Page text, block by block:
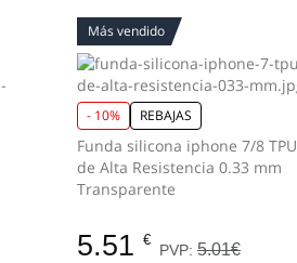
Más vendido
- 10% REBAJAS
Funda silicona iphone 7/8 TPU
de Alta Resistencia 0.33 mm
Transparente
5.51 €
PVP:5.01€